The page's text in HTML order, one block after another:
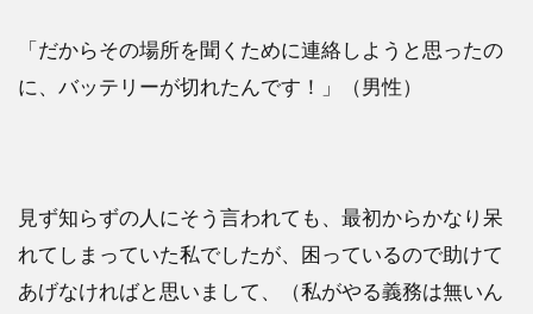
「だからその場所を聞くために連絡しようと思ったの
に、バッテリーが切れたんです！」（男性）
見ず知らずの人にそう言われても、最初からかなり呆
れてしまっていた私でしたが、困っているので助けて
あげなければと思いまして、（私がやる義務は無いん